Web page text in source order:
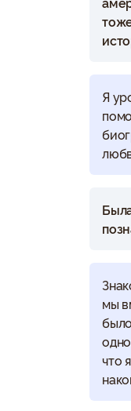
Я
мы
что